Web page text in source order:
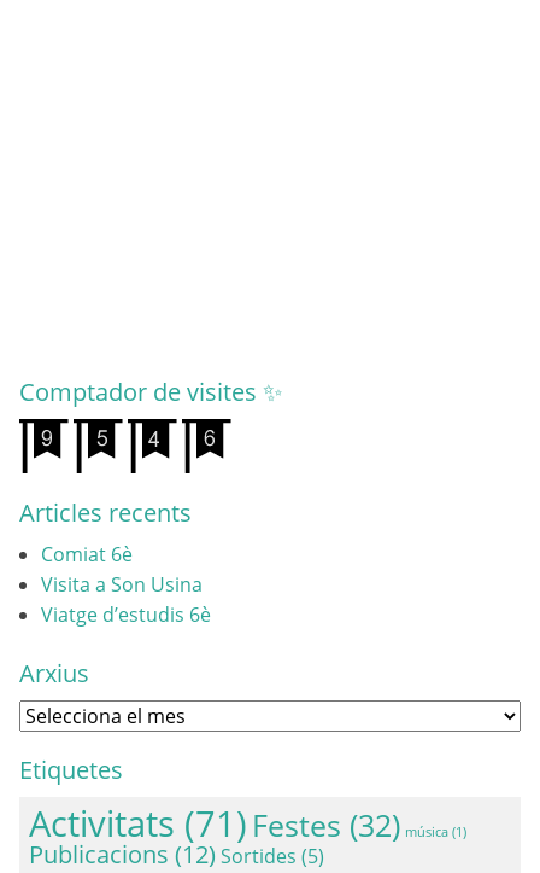
Comptador de visites ✨
Articles recents
Comiat 6è
Visita a Son Usina
Viatge d’estudis 6è
Arxius
Etiquetes
Activitats (71) Festes (32) música (1)
Publicacions (12) Sortides (5)